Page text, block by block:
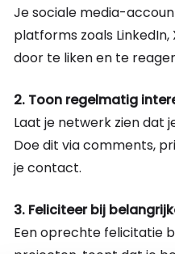
Je sociale media-
platforms zoals
door te liken en te
2. Toon regelmatig
Laat je netwerk zien dat
Doe dit via comments,
je contact.
3. Feliciteer bij
Een oprechte felicitatie